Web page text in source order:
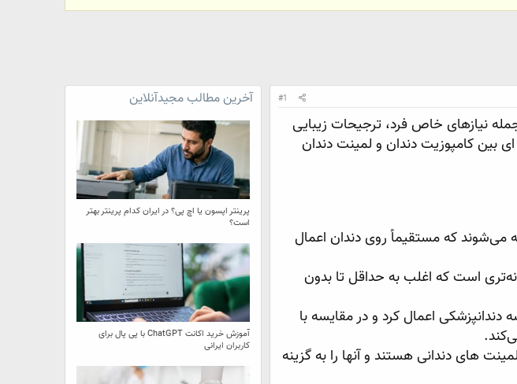
#1
نیازهای خاص فرد، ترجیحات زیبایی
بین کامپوزیت دندان و لمینت دندان
می‌شوند که مستقیماً روی دندان اعمال
است که اغلب به حداقل تا بدون
اعمال کرد و در مقایسه با
های دندانی هستند و آنها را به گزینه
آخرین مطالب مجیدآنلاین
پرینتر اپسون یا اچ پی؟ در ایران کدام پرینتر بهتر
است؟
آموزش خرید اکانت ChatGPT با پی پال برای
کاربران ایرانی